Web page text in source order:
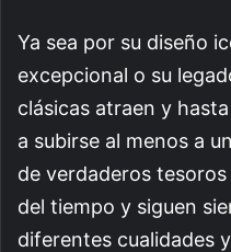
Ya sea por su diseño
excepcional o su
clásicas atraen y
a subirse al menos a
de verdaderos
del tiempo y siguen
diferentes cualidades